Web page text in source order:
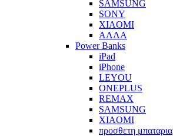
SAMSUNG
SONY
XIAOMI
ΑΛΛΑ
Power Banks
iPad
iPhone
LEYOU
ONEPLUS
REMAX
SAMSUNG
XIAOMI
προσθετη μπαταρια